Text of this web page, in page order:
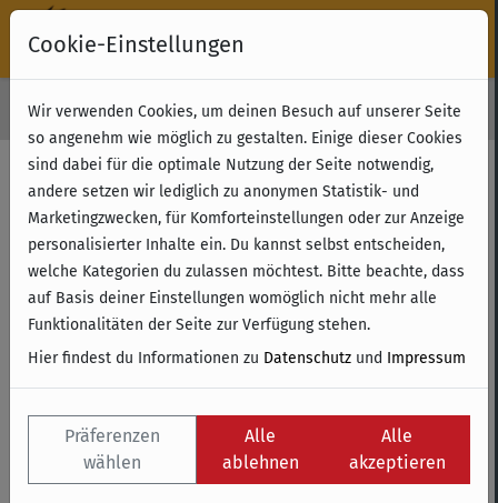
Kostenloser Versand & Retoure ab 49 € (innerhalb Deutschlands)
BÜCHER/COMICS
ROLLENSPIELE
Cookie-Einstellungen
Wir verwenden Cookies, um deinen Besuch auf unserer Seite
so angenehm wie möglich zu gestalten. Einige dieser Cookies
sind dabei für die optimale Nutzung der Seite notwendig,
andere setzen wir lediglich zu anonymen Statistik- und
Marketingzwecken, für Komforteinstellungen oder zur Anzeige
personalisierter Inhalte ein. Du kannst selbst entscheiden,
welche Kategorien du zulassen möchtest. Bitte beachte, dass
auf Basis deiner Einstellungen womöglich nicht mehr alle
Funktionalitäten der Seite zur Verfügung stehen.
Hier findest du Informationen zu Datenschutz und Impressum
Präferenzen
wählen
Alle
ablehnen
Alle
akzeptieren